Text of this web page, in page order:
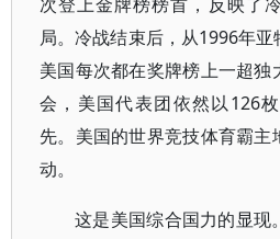
局。冷战结束后，从1996年亚
美国每次都在奖牌榜上一超独
会，美国代表团依然以126
先。美国的世界竞技体育霸
动。
这是美国综合国力的显现